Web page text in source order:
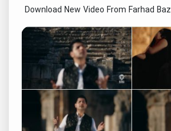
Download New Video From Farhad